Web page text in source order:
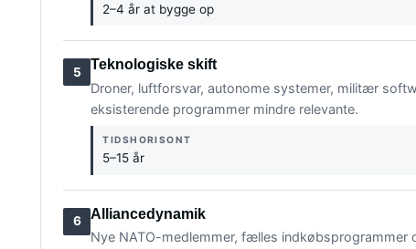
2–4 år at bygge op
5
Teknologiske skift
Droner, luftforsvar, autonome systemer, militær
eksisterende programmer mindre relevante.
TIDSHORISONT
5–15 år
6
Alliancedynamik
Nye NATO-medlemmer, fælles indkøbsprogrammer